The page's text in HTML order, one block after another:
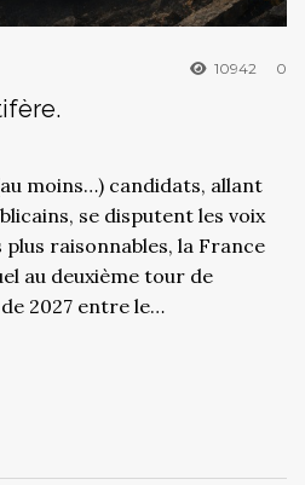
10942 0
moins…) candidats, allant
se disputent les voix
raisonnables, la France
au deuxième tour de
2027 entre le…